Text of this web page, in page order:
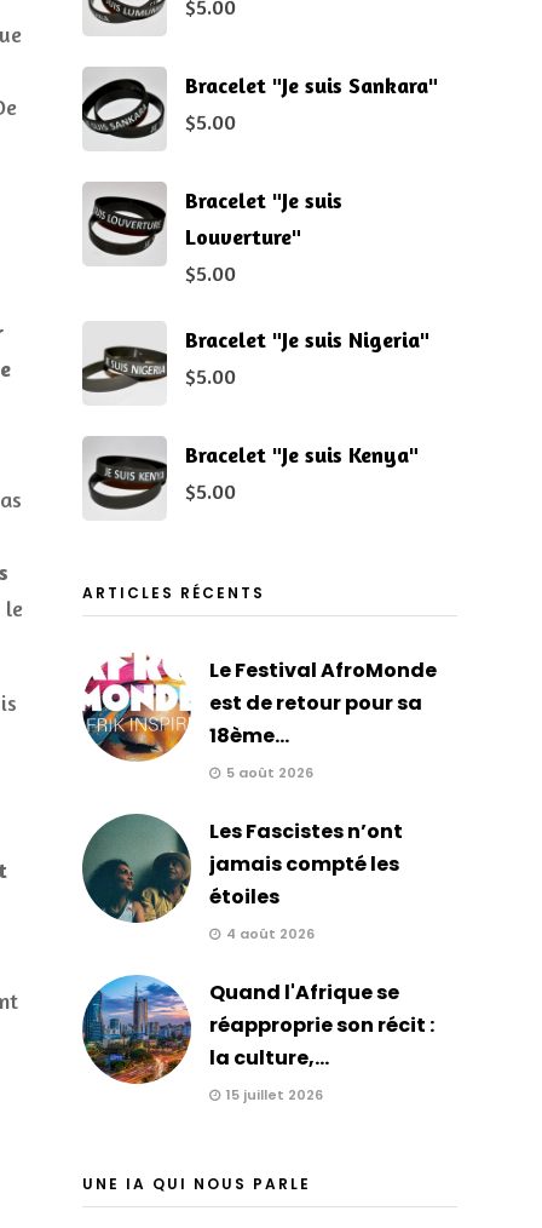
le
$5.00
Bracelet "Je suis Sankara"
$5.00
Bracelet "Je suis
Louverture"
$5.00
Bracelet "Je suis Nigeria"
$5.00
Bracelet "Je suis Kenya"
$5.00
ARTICLES RÉCENTS
Le Festival AfroMonde
est de retour pour sa
18ème...
5 août 2026
Les Fascistes n’ont
jamais compté les
étoiles
4 août 2026
Quand l'Afrique se
réapproprie son récit :
la culture,...
15 juillet 2026
UNE IA QUI NOUS PARLE